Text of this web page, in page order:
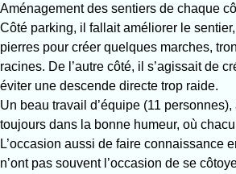
Aménagement des sentiers de chaque
Côté parking, il fallait améliorer le
pierres pour créer quelques marches,
racines. De l’autre côté, il s’agissait de
éviter une descende directe trop raide.
Un beau travail d’équipe (11
toujours dans la bonne humeur, où
L’occasion aussi de faire connaissance
n’ont pas souvent l’occasion de se